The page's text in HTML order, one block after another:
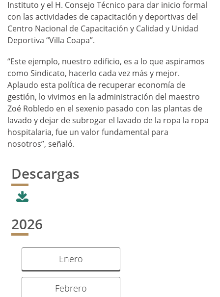
Instituto y el H. Consejo Técnico para dar inicio formal
con las actividades de capacitación y deportivas del
Centro Nacional de Capacitación y Calidad y Unidad
Deportiva “Villa Coapa”.
“Este ejemplo, nuestro edificio, es a lo que aspiramos
como Sindicato, hacerlo cada vez más y mejor.
Aplaudo esta política de recuperar economía de
gestión, lo vivimos en la administración del maestro
Zoé Robledo en el sexenio pasado con las plantas de
lavado y dejar de subrogar el lavado de la ropa la ropa
hospitalaria, fue un valor fundamental para
nosotros”, señaló.
Descargas
2026
Enero
Febrero